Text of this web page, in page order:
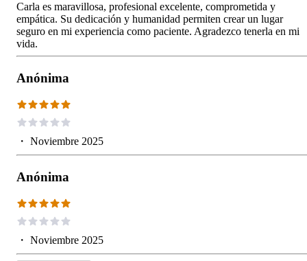
Carla es maravillosa, profesional excelente, comprometida y
empática. Su dedicación y humanidad permiten crear un lugar
seguro en mi experiencia como paciente. Agradezco tenerla en mi
vida.
Anónima
・ Noviembre 2025
Anónima
・ Noviembre 2025